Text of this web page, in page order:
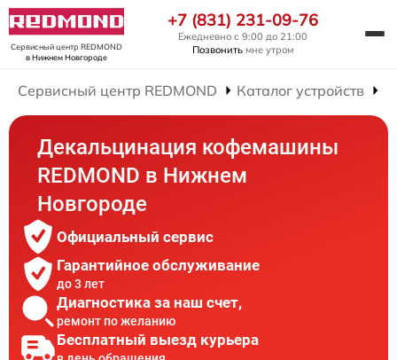
Сервисный центр REDMOND
в Нижнем Новгороде
+7 (831) 231-09-76
Ежедневно с 9:00 до 21:00
Позвонить мне утром
Сервисный центр REDMOND Каталог устройств
Декальцинация кофемашины
REDMOND в Нижнем
Новгороде
Официальный сервис
Гарантийное обслуживание
до 3 лет
Диагностика за наш счет,
ремонт по желанию
Бесплатный выезд курьера